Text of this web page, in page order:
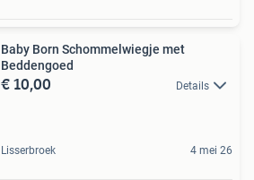
Baby Born Schommelwiegje met
Beddengoed
€ 10,00 Details
Lisserbroek 4 mei 26